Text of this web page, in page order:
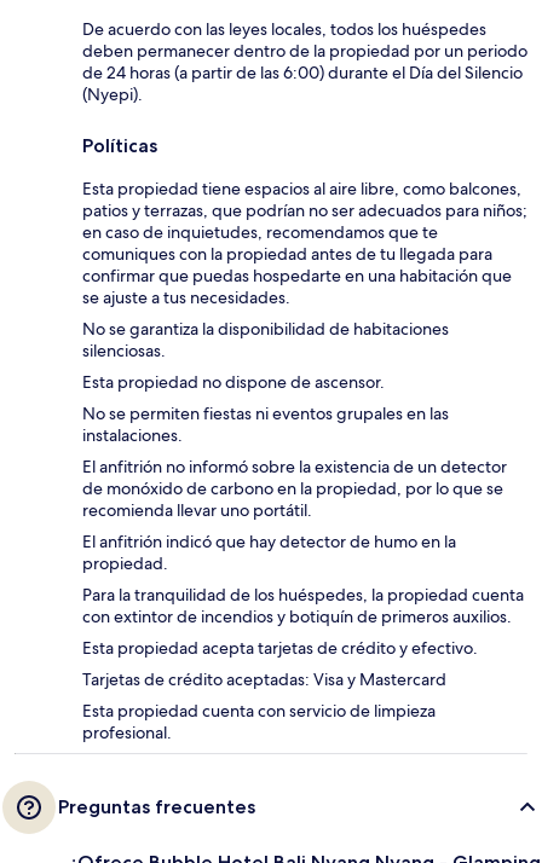
De acuerdo con las leyes locales, todos los huéspedes
deben permanecer dentro de la propiedad por un periodo
de 24 horas (a partir de las 6:00) durante el Día del Silencio
(Nyepi).
Políticas
Esta propiedad tiene espacios al aire libre, como balcones,
patios y terrazas, que podrían no ser adecuados para niños;
en caso de inquietudes, recomendamos que te
comuniques con la propiedad antes de tu llegada para
confirmar que puedas hospedarte en una habitación que
se ajuste a tus necesidades.
No se garantiza la disponibilidad de habitaciones
silenciosas.
Esta propiedad no dispone de ascensor.
No se permiten fiestas ni eventos grupales en las
instalaciones.
El anfitrión no informó sobre la existencia de un detector
de monóxido de carbono en la propiedad, por lo que se
recomienda llevar uno portátil.
El anfitrión indicó que hay detector de humo en la
propiedad.
Para la tranquilidad de los huéspedes, la propiedad cuenta
con extintor de incendios y botiquín de primeros auxilios.
Esta propiedad acepta tarjetas de crédito y efectivo.
Tarjetas de crédito aceptadas: Visa y Mastercard
Esta propiedad cuenta con servicio de limpieza
profesional.
Preguntas frecuentes